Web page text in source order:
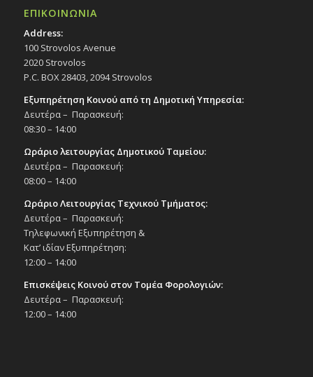
ΕΠΙΚΟΙΝΩΝΙΑ
Address:
100 Strovolos Avenue
2020 Strovolos
P.C. BOX 28403, 2094 Strovolos
Εξυπηρέτηση Κοινού από τη Δημοτική Υπηρεσία:
Δευτέρα – Παρασκευή:
08:30 – 14:00
Ωράριο λειτουργίας Δημοτικού Ταμείου:
Δευτέρα – Παρασκευή:
08:00 – 14:00
Ωράριο Λειτουργίας Τεχνικού Τμήματος:
Δευτέρα – Παρασκευή:
Τηλεφωνική Εξυπηρέτηση &
Κατ’ ιδίαν Εξυπηρέτηση:
12:00 – 14:00
Επισκέψεις Κοινού στον Τομέα Φορολογιών:
Δευτέρα – Παρασκευή:
12:00 – 14:00